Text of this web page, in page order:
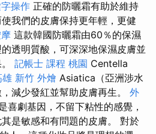
操作 正確的防曬霜有助於維持
我們的皮膚保持更年輕，更健
這款韓國防曬霜由60％的保濕
透明質酸，可深深地保濕皮膚並
記帳士 課程 桃園 Centella
雄 新竹 外燴 Asiatica（亞洲涉水
減少發紅並幫助皮膚再生。 外
喜劇基因，不留下粘性的感覺，
是敏感和有問題的皮膚。 對於